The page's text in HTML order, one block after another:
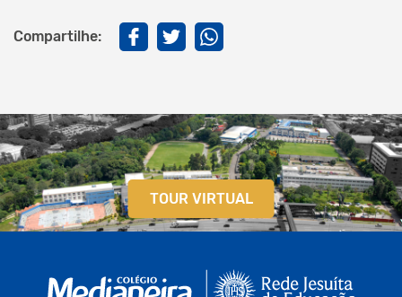
Compartilhe:
TOUR VIRTUAL